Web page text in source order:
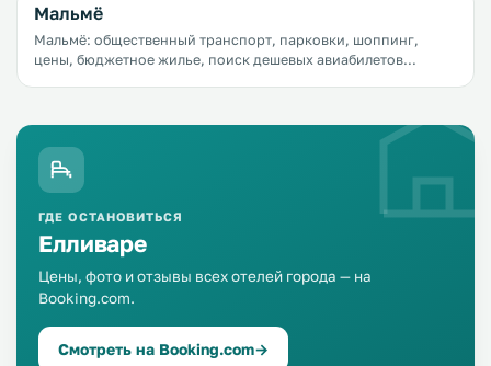
Мальмё
Мальмё: общественный транспорт, парковки, шоппинг,
цены, бюджетное жилье, поиск дешевых авиабилетов
Эресуннский мост, соединяющий город с Копенгагеном.
Всего 15 минут на автомобиле и вы в столице Дании гуляете
по набережной, веселитесь в одном из самых больших в
Скандинавии парков развлечений Тиволи или едите
оригинальные блюда из селедки в кафе на пляже.
ГДЕ ОСТАНОВИТЬСЯ
Елливаре
Цены, фото и отзывы всех отелей города — на
Booking.com.
Смотреть на Booking.com→